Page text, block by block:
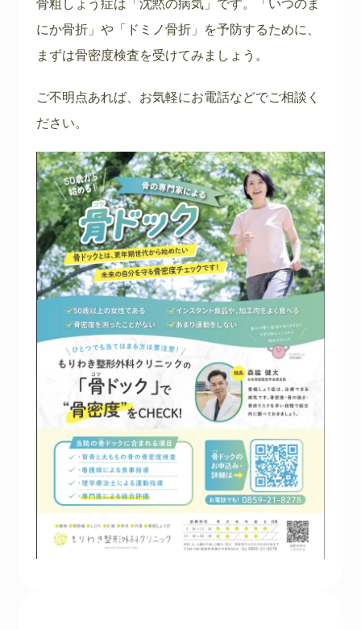
骨粗しょう症は「沈黙の病気」です。「いつのま
にか骨折」や「ドミノ骨折」を予防するために、
まずは骨密度検査を受けてみましょう。
ご不明点あれば、お気軽にお電話などでご相談く
ださい。